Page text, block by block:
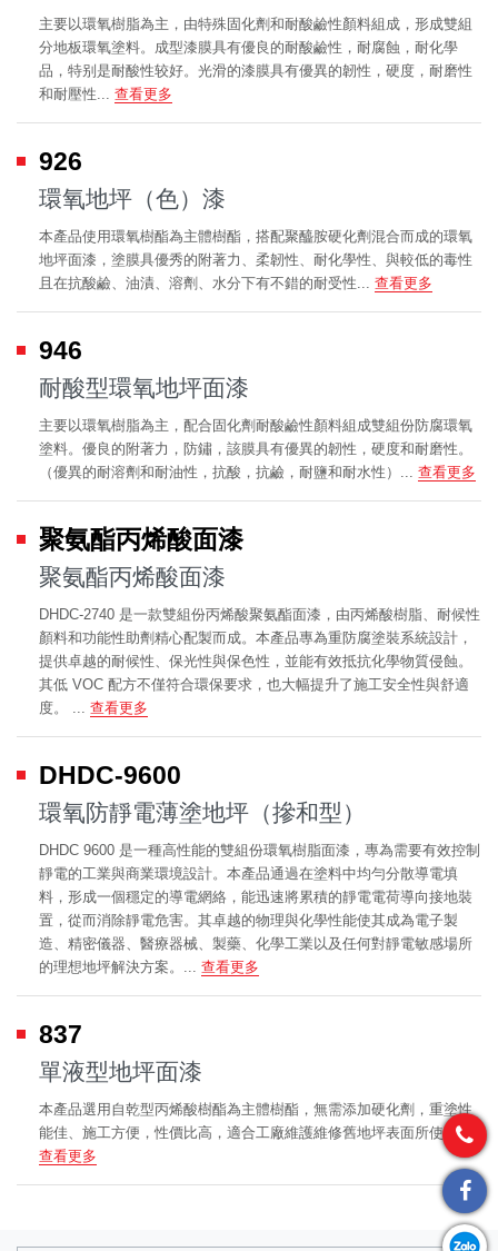
主要以環氧樹脂為主，由特殊固化劑和耐酸鹼性顏料組成，形成雙組
分地板環氧塗料。成型漆膜具有優良的耐酸鹼性，耐腐蝕，耐化學
品，特别是耐酸性较好。光滑的漆膜具有優異的韌性，硬度，耐磨性
和耐壓性... 查看更多
926
環氧地坪（色）漆
本產品使用環氧樹酯為主體樹酯，搭配聚醯胺硬化劑混合而成的環氧
地坪面漆，塗膜具優秀的附著力、柔韌性、耐化學性、與較低的毒性
且在抗酸鹼、油漬、溶劑、水分下有不錯的耐受性... 查看更多
946
耐酸型環氧地坪面漆
主要以環氧樹脂為主，配合固化劑耐酸鹼性顏料組成雙組份防腐環氧
塗料。優良的附著力，防鏽，該膜具有優異的韌性，硬度和耐磨性。
（優異的耐溶劑和耐油性，抗酸，抗鹼，耐鹽和耐水性）... 查看更多
聚氨酯丙烯酸面漆
聚氨酯丙烯酸面漆
DHDC-2740 是一款雙組份丙烯酸聚氨酯面漆，由丙烯酸樹脂、耐候性
顏料和功能性助劑精心配製而成。本產品專為重防腐塗裝系統設計，
提供卓越的耐候性、保光性與保色性，並能有效抵抗化學物質侵蝕。
其低 VOC 配方不僅符合環保要求，也大幅提升了施工安全性與舒適
度。 ... 查看更多
DHDC-9600
環氧防靜電薄塗地坪（摻和型）
DHDC 9600 是一種高性能的雙組份環氧樹脂面漆，專為需要有效控制
靜電的工業與商業環境設計。本產品通過在塗料中均勻分散導電填
料，形成一個穩定的導電網絡，能迅速將累積的靜電電荷導向接地裝
置，從而消除靜電危害。其卓越的物理與化學性能使其成為電子製
造、精密儀器、醫療器械、製藥、化學工業以及任何對靜電敏感場所
的理想地坪解決方案。... 查看更多
837
單液型地坪面漆
本產品選用自乾型丙烯酸樹酯為主體樹酯，無需添加硬化劑，重塗性
能佳、施工方便，性價比高，適合工廠維護維修舊地坪表面所使用...
查看更多